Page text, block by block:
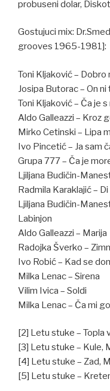
probuseni dolar,
Gostujuci mix:
grooves 1965-1981]:
Toni Kljaković – Dobro
Josipa Butorac – On ni
Toni Kljaković – Ča je s
Aldo Galleazzi – Kroz
Mirko Cetinski – Lipa
Ivo Pincetić – Ja sam
Grupa 777 – Ča je
Ljiljana Budičin-
Radmila Karaklajić –
Ljiljana Budičin-
Labinjon
Aldo Galleazzi – Marija
Radojka Šverko –
Ivo Robić – Kad se
Milka Lenac – Sirena
Vilim Ivica – Soldi
Milka Lenac – Ča mi
[2] Letu stuke – Topla
[3] Letu stuke – Kule,
[4] Letu stuke – Zad,
[5] Letu stuke –